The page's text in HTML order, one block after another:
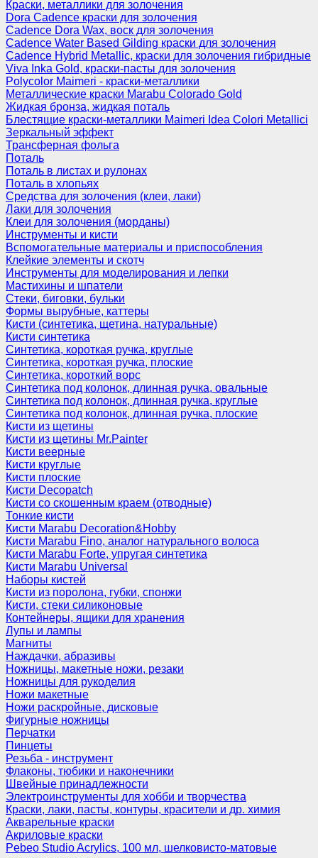
Краски, металлики для золочения
Dora Cadence краски для золочения
Cadence Dora Wax, воск для золочения
Cadence Water Based Gilding краски для золочения
Cadence Hybrid Metallic, краски для золочения гибридные
Viva Inka Gold, краски-пасты для золочения
Polycolor Maimeri - краски-металлики
Металлические краски Marabu Colorado Gold
Жидкая бронза, жидкая поталь
Блестящие краски-металлики Maimeri Idea Colori Metallici
Зеркальный эффект
Трансферная фольга
Поталь
Поталь в листах и рулонах
Поталь в хлопьях
Средства для золочения (клеи, лаки)
Лаки для золочения
Клеи для золочения (морданы)
Инструменты и кисти
Вспомогательные материалы и приспособления
Клейкие элементы и скотч
Инструменты для моделирования и лепки
Мастихины и шпатели
Стеки, биговки, бульки
Формы вырубные, каттеры
Кисти (синтетика, щетина, натуральные)
Кисти синтетика
Синтетика, короткая ручка, круглые
Синтетика, короткая ручка, плоские
Синтетика, короткий ворс
Синтетика под колонок, длинная ручка, овальные
Синтетика под колонок, длинная ручка, круглые
Синтетика под колонок, длинная ручка, плоские
Кисти из щетины
Кисти из щетины Mr.Painter
Кисти веерные
Кисти круглые
Кисти плоские
Кисти Decopatch
Кисти со скошенным краем (отводные)
Тонкие кисти
Кисти Marabu Decoration&Hobby
Кисти Marabu Fino, аналог натурального волоса
Кисти Marabu Forte, упругая синтетика
Кисти Marabu Universal
Наборы кистей
Кисти из поролона, губки, спонжи
Кисти, стеки силиконовые
Контейнеры, ящики для хранения
Лупы и лампы
Магниты
Наждачки, абразивы
Ножницы, макетные ножи, резаки
Ножницы для рукоделия
Ножи макетные
Ножи раскройные, дисковые
Фигурные ножницы
Перчатки
Пинцеты
Резьба - инструмент
Флаконы, тюбики и наконечники
Швейные принадлежности
Электроинструменты для хобби и творчества
Краски, лаки, пасты, контуры, красители и др. химия
Акварельные краски
Акриловые краски
Pebeo Studio Acrylics, 100 мл, шелковисто-матовые